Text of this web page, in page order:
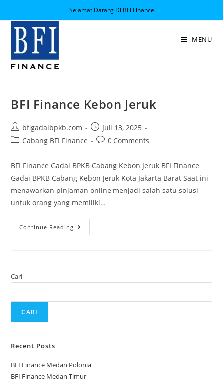
Selamat Datang Di BFI Finance
MENU
BFI Finance Kebon Jeruk
bfigadaibpkb.com
Juli 13, 2025
Cabang BFI Finance
0 Comments
BFI Finance Gadai BPKB Cabang Kebon Jeruk BFI Finance
Gadai BPKB Cabang Kebon Jeruk Kota Jakarta Barat Saat ini
menawarkan pinjaman online menjadi salah satu solusi
untuk orang yang memiliki…
Continue Reading
Cari
CARI
Recent Posts
BFI Finance Medan Polonia
BFI Finance Medan Timur